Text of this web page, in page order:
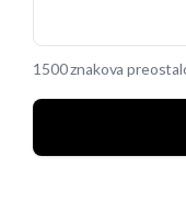
1500 znakova